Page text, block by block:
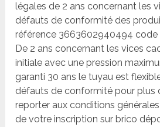
légales de 2 ans concernant les
défauts de conformité des
référence 3663602940494 code
De 2 ans concernant les vices
initiale avec une pression
garanti 30 ans le tuyau est
défauts de conformité pour plus
reporter aux conditions
de votre inscription sur brico